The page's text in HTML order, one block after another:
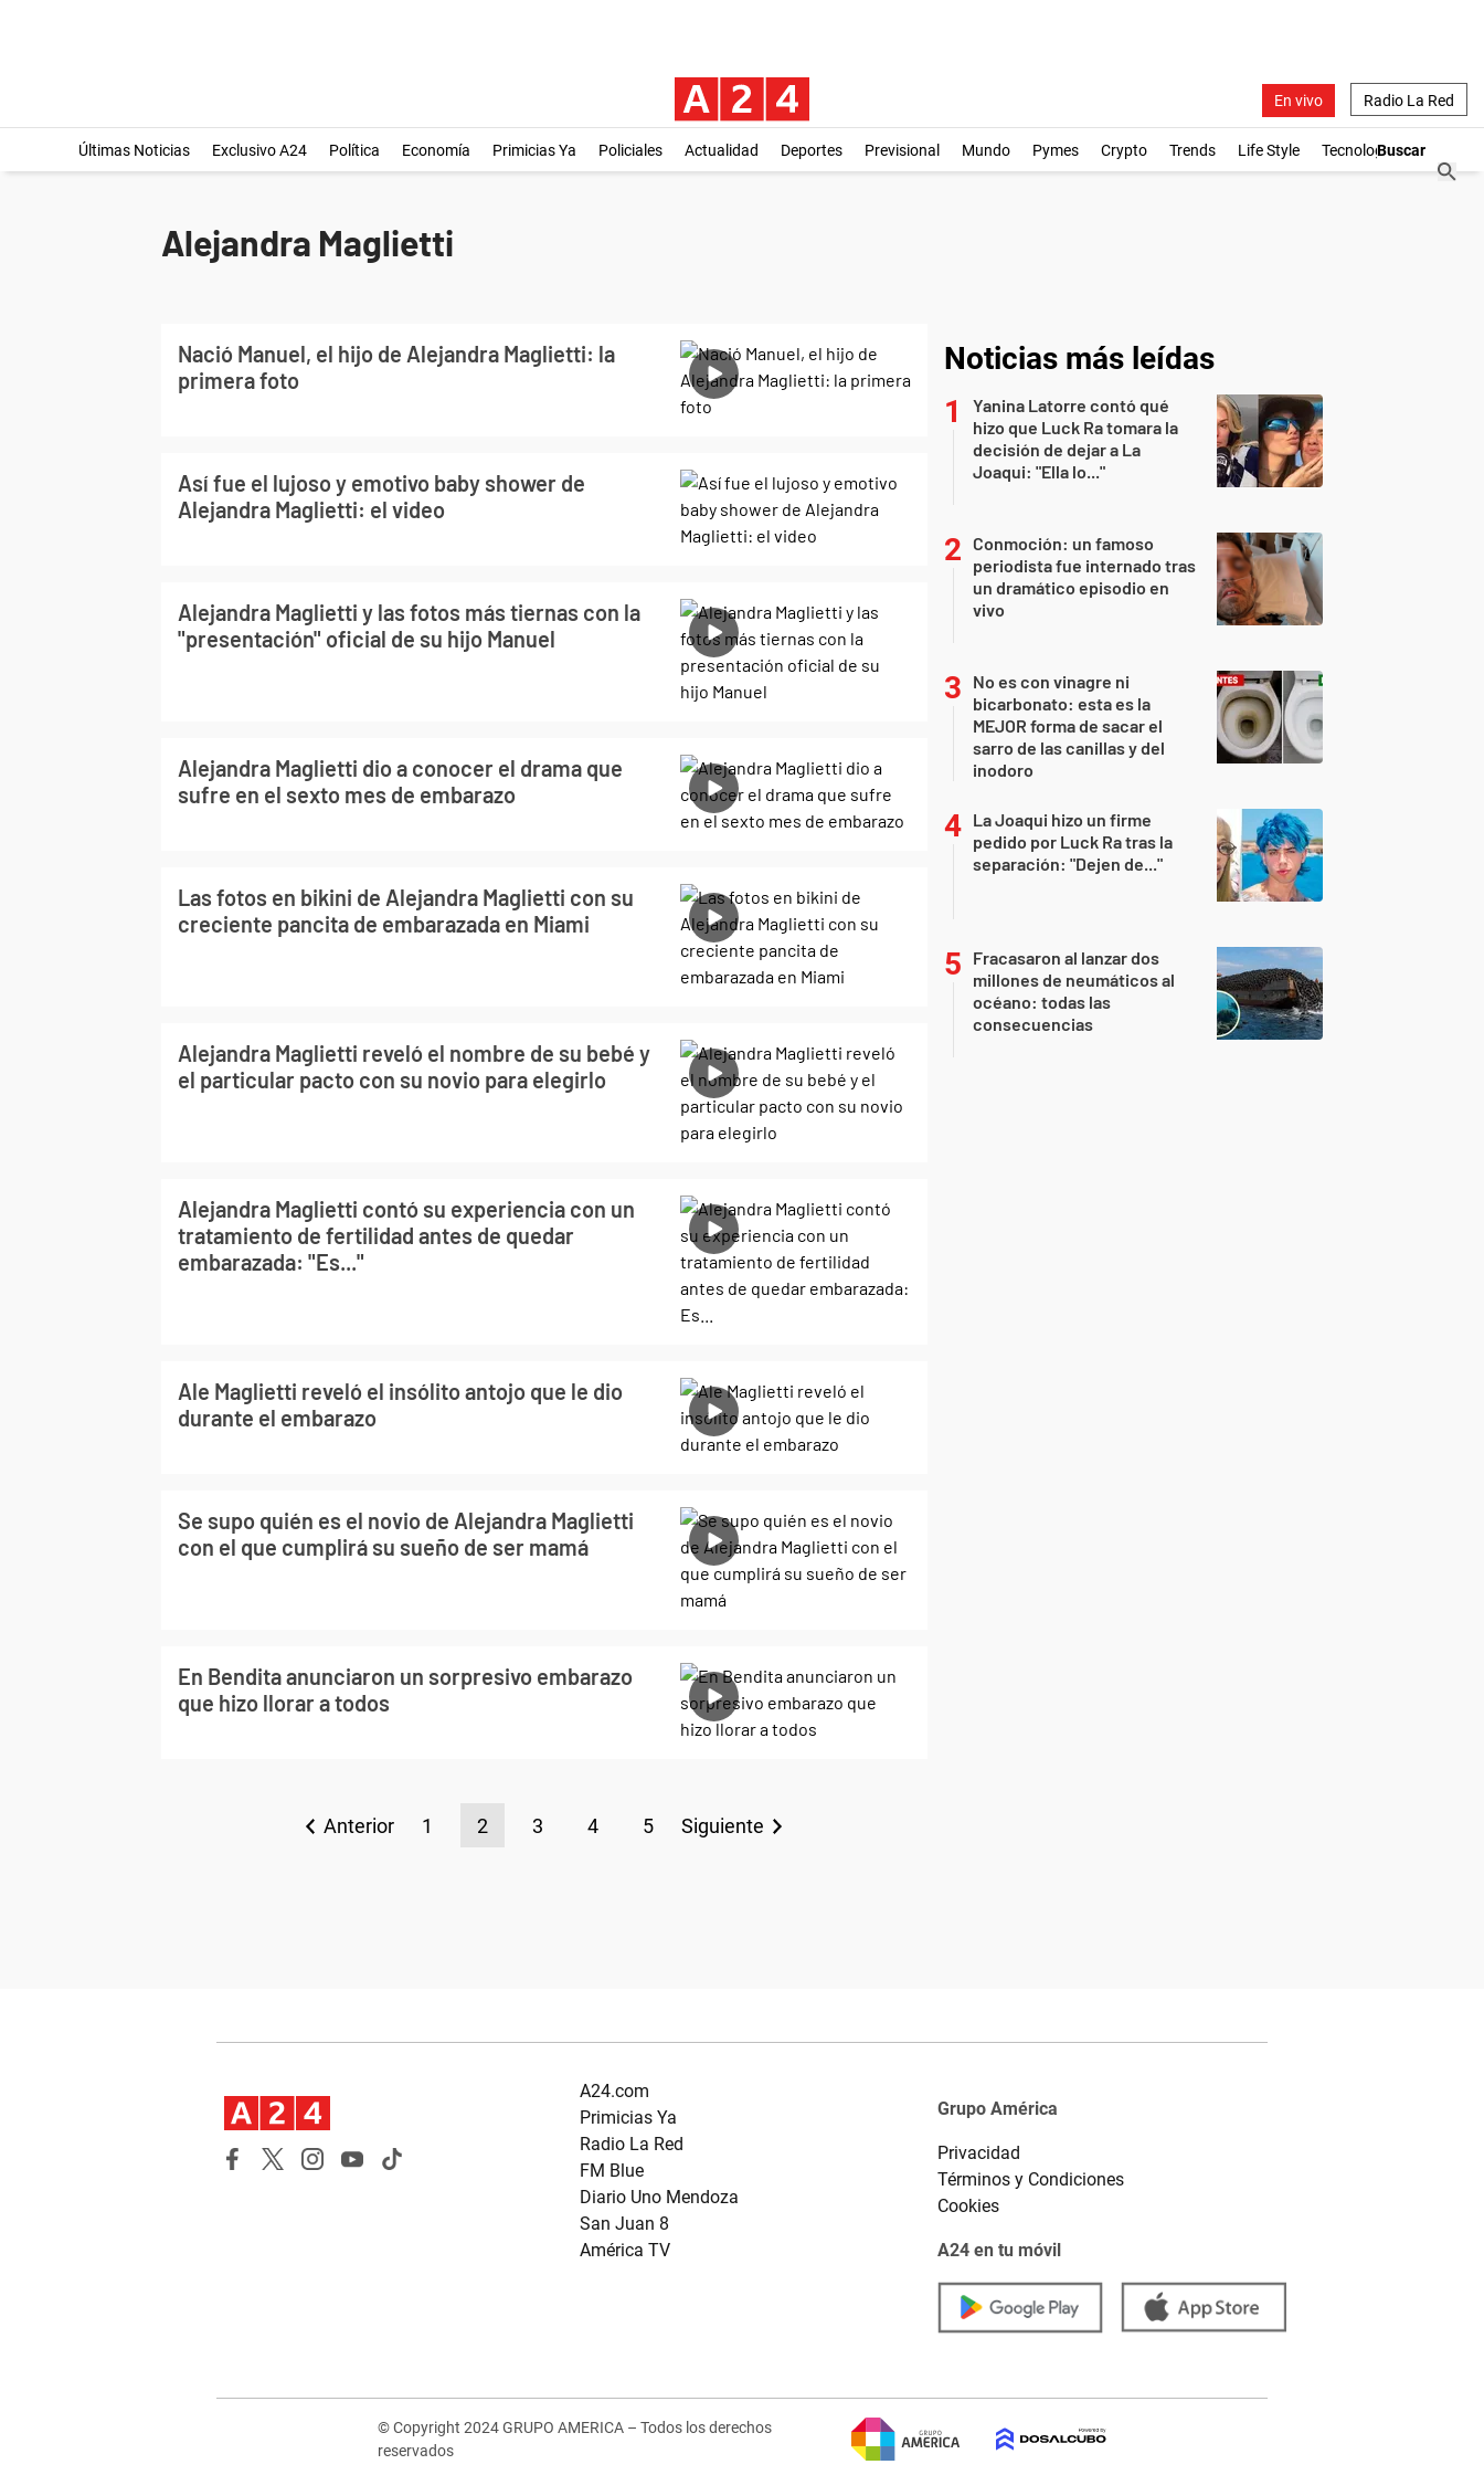
En vivo Radio La Red
Últimas Noticias Exclusivo A24 Política Economía Primicias Ya Policiales Actualidad Deportes Previsional Mundo Pymes Crypto Trends Life Style Tecnología
Alejandra Maglietti
Nació Manuel, el hijo de Alejandra Maglietti: la
primera foto
Así fue el lujoso y emotivo baby shower de
Alejandra Maglietti: el video
Alejandra Maglietti y las fotos más tiernas con la
"presentación" oficial de su hijo Manuel
Alejandra Maglietti dio a conocer el drama que
sufre en el sexto mes de embarazo
Las fotos en bikini de Alejandra Maglietti con su
creciente pancita de embarazada en Miami
Alejandra Maglietti reveló el nombre de su bebé y
el particular pacto con su novio para elegirlo
Alejandra Maglietti contó su experiencia con un
tratamiento de fertilidad antes de quedar
embarazada: "Es..."
Ale Maglietti reveló el insólito antojo que le dio
durante el embarazo
Se supo quién es el novio de Alejandra Maglietti
con el que cumplirá su sueño de ser mamá
En Bendita anunciaron un sorpresivo embarazo
que hizo llorar a todos
Anterior 1 2 3 4 5 Siguiente
Noticias más leídas
Yanina Latorre contó qué
hizo que Luck Ra tomara la
decisión de dejar a La
Joaqui: "Ella lo..."
Conmoción: un famoso
periodista fue internado tras
un dramático episodio en
vivo
No es con vinagre ni
bicarbonato: esta es la
MEJOR forma de sacar el
sarro de las canillas y del
inodoro
La Joaqui hizo un firme
pedido por Luck Ra tras la
separación: "Dejen de..."
Fracasaron al lanzar dos
millones de neumáticos al
océano: todas las
consecuencias
A24.com
Primicias Ya
Radio La Red
FM Blue
Diario Uno Mendoza
San Juan 8
América TV
Grupo América
Privacidad
Términos y Condiciones
Cookies
A24 en tu móvil
© Copyright 2024 GRUPO AMERICA – Todos los derechos
reservados